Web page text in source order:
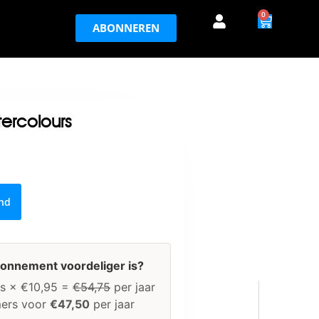
ABONNEREN
0
voordeliger is?
× €10,95 =€54,75per jaar
voor€47,50 per jaar